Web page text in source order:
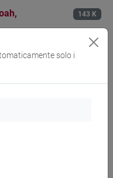
143 K
Il dramma
Ermacora
online
solo i